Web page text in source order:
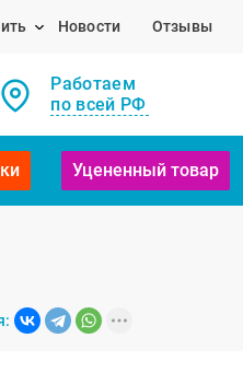
Новости Отзывы
Работаем
по всей РФ
Уцененный товар